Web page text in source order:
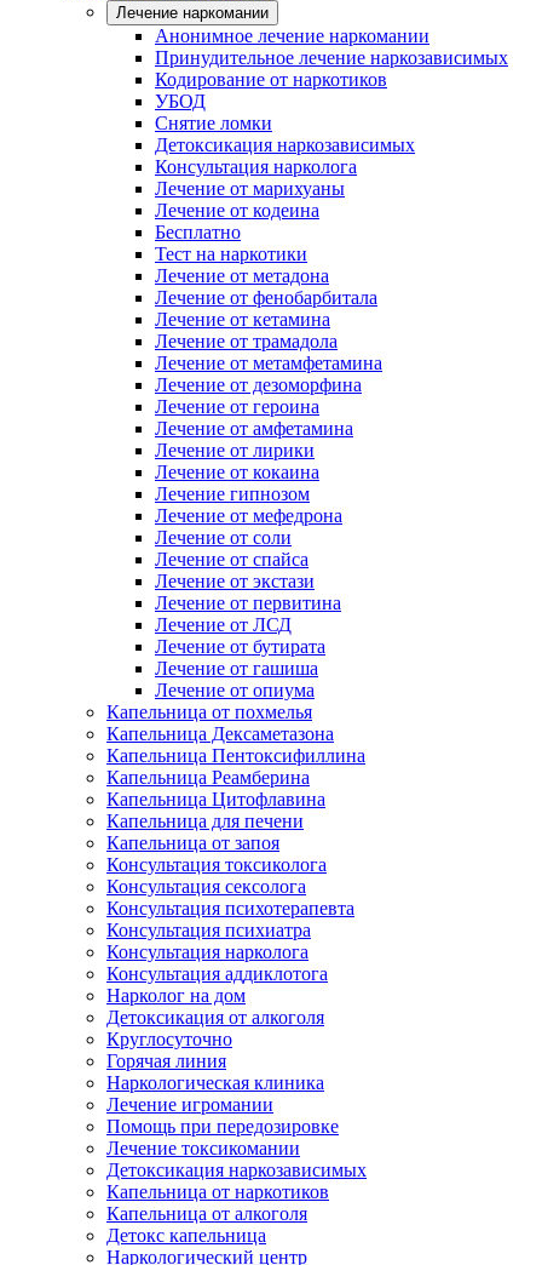
Лечение наркомании
Анонимное лечение наркомании
Принудительное лечение наркозависимых
Кодирование от наркотиков
УБОД
Снятие ломки
Детоксикация наркозависимых
Консультация нарколога
Лечение от марихуаны
Лечение от кодеина
Бесплатно
Тест на наркотики
Лечение от метадона
Лечение от фенобарбитала
Лечение от кетамина
Лечение от трамадола
Лечение от метамфетамина
Лечение от дезоморфина
Лечение от героина
Лечение от амфетамина
Лечение от лирики
Лечение от кокаина
Лечение гипнозом
Лечение от мефедрона
Лечение от соли
Лечение от спайса
Лечение от экстази
Лечение от первитина
Лечение от ЛСД
Лечение от бутирата
Лечение от гашиша
Лечение от опиума
Капельница от похмелья
Капельница Дексаметазона
Капельница Пентоксифиллина
Капельница Реамберина
Капельница Цитофлавина
Капельница для печени
Капельница от запоя
Консультация токсиколога
Консультация сексолога
Консультация психотерапевта
Консультация психиатра
Консультация нарколога
Консультация аддиклотога
Нарколог на дом
Детоксикация от алкоголя
Круглосуточно
Горячая линия
Наркологическая клиника
Лечение игромании
Помощь при передозировке
Лечение токсикомании
Детоксикация наркозависимых
Капельница от наркотиков
Капельница от алкоголя
Детокс капельница
Наркологический центр